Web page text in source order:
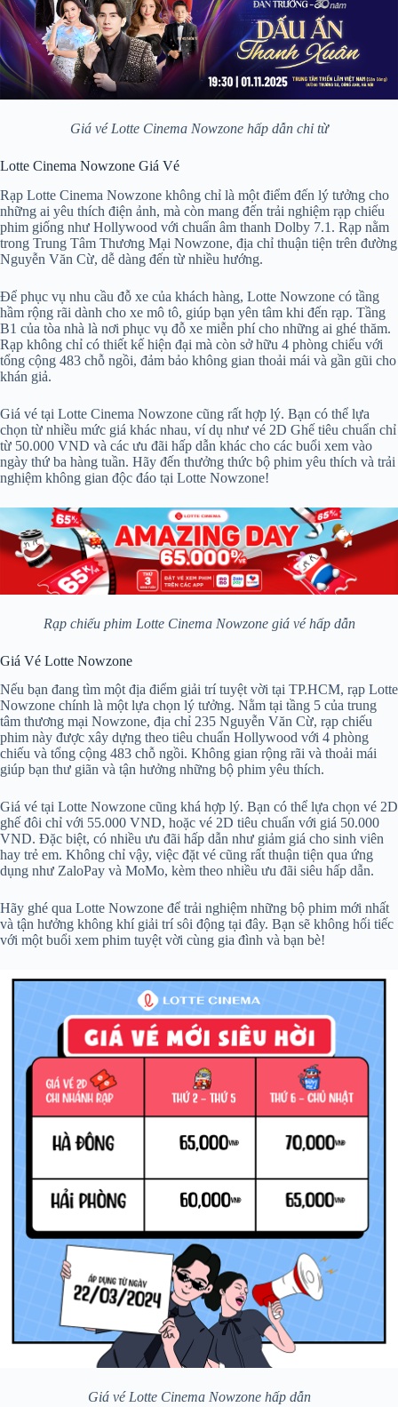
Giá vé Lotte Cinema Nowzone hấp dẫn chỉ từ
Lotte Cinema Nowzone Giá Vé
Rạp Lotte Cinema Nowzone không chỉ là một điểm đến lý tưởng cho
những ai yêu thích điện ảnh, mà còn mang đến trải nghiệm rạp chiếu
phim giống như Hollywood với chuẩn âm thanh Dolby 7.1. Rạp nằm
trong Trung Tâm Thương Mại Nowzone, địa chỉ thuận tiện trên đường
Nguyễn Văn Cừ, dễ dàng đến từ nhiều hướng.
Để phục vụ nhu cầu đỗ xe của khách hàng, Lotte Nowzone có tầng
hầm rộng rãi dành cho xe mô tô, giúp bạn yên tâm khi đến rạp. Tầng
B1 của tòa nhà là nơi phục vụ đỗ xe miễn phí cho những ai ghé thăm.
Rạp không chỉ có thiết kế hiện đại mà còn sở hữu 4 phòng chiếu với
tổng cộng 483 chỗ ngồi, đảm bảo không gian thoải mái và gần gũi cho
khán giả.
Giá vé tại Lotte Cinema Nowzone cũng rất hợp lý. Bạn có thể lựa
chọn từ nhiều mức giá khác nhau, ví dụ như vé 2D Ghế tiêu chuẩn chỉ
từ 50.000 VND và các ưu đãi hấp dẫn khác cho các buổi xem vào
ngày thứ ba hàng tuần. Hãy đến thưởng thức bộ phim yêu thích và trải
nghiệm không gian độc đáo tại Lotte Nowzone!
Rạp chiếu phim Lotte Cinema Nowzone giá vé hấp dẫn
Giá Vé Lotte Nowzone
Nếu bạn đang tìm một địa điểm giải trí tuyệt vời tại TP.HCM, rạp Lotte
Nowzone chính là một lựa chọn lý tưởng. Nằm tại tầng 5 của trung
tâm thương mại Nowzone, địa chỉ 235 Nguyễn Văn Cừ, rạp chiếu
phim này được xây dựng theo tiêu chuẩn Hollywood với 4 phòng
chiếu và tổng cộng 483 chỗ ngồi. Không gian rộng rãi và thoải mái
giúp bạn thư giãn và tận hưởng những bộ phim yêu thích.
Giá vé tại Lotte Nowzone cũng khá hợp lý. Bạn có thể lựa chọn vé 2D
ghế đôi chỉ với 55.000 VND, hoặc vé 2D tiêu chuẩn với giá 50.000
VND. Đặc biệt, có nhiều ưu đãi hấp dẫn như giảm giá cho sinh viên
hay trẻ em. Không chỉ vậy, việc đặt vé cũng rất thuận tiện qua ứng
dụng như ZaloPay và MoMo, kèm theo nhiều ưu đãi siêu hấp dẫn.
Hãy ghé qua Lotte Nowzone để trải nghiệm những bộ phim mới nhất
và tận hưởng không khí giải trí sôi động tại đây. Bạn sẽ không hối tiếc
với một buổi xem phim tuyệt vời cùng gia đình và bạn bè!
Giá vé Lotte Cinema Nowzone hấp dẫn